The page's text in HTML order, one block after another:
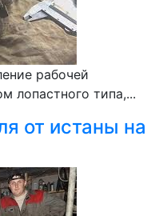
рабочей
лопастного типа,...
от истаны на